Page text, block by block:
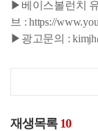
▶베이스볼런치
브 : https://
▶광고문의 :
재생목록 10